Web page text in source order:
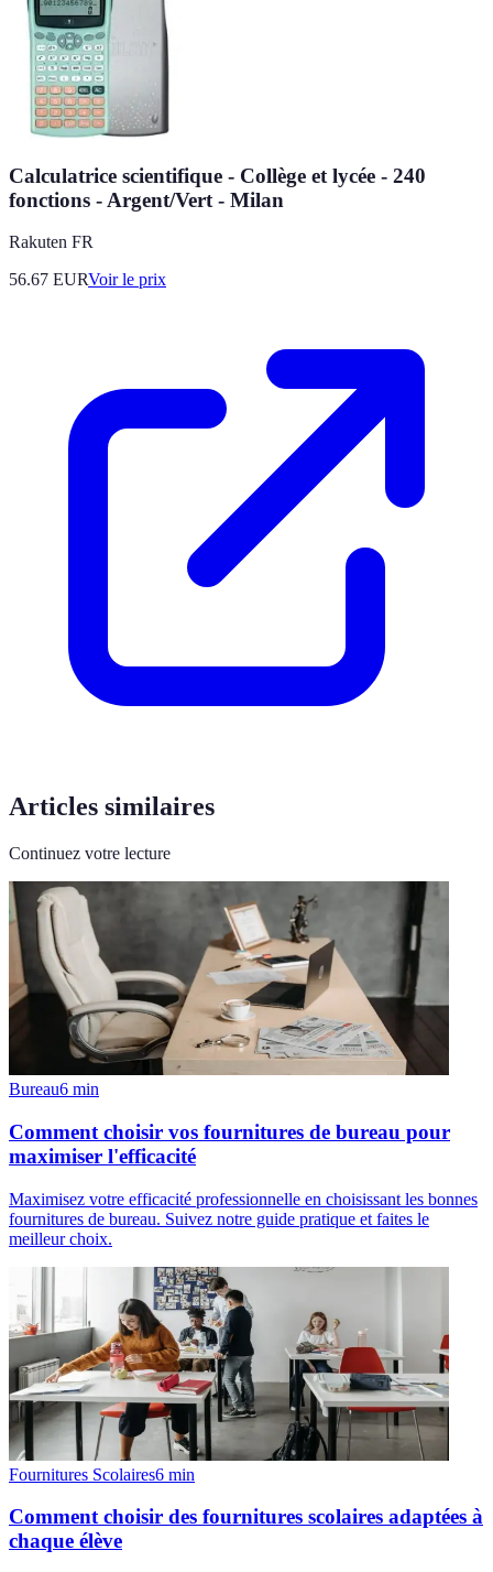
Calculatrice scientifique - Collège et lycée - 240
fonctions - Argent/Vert - Milan
Rakuten FR
56.67 EURVoir le prix
Articles similaires
Continuez votre lecture
Bureau6 min
Comment choisir vos fournitures de bureau pour
maximiser l'efficacité
Maximisez votre efficacité professionnelle en choisissant les bonnes
fournitures de bureau. Suivez notre guide pratique et faites le
meilleur choix.
Fournitures Scolaires6 min
Comment choisir des fournitures scolaires adaptées à
chaque élève